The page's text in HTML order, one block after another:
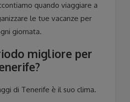
quando viaggiare a
le tue vacanze per
giornata.
migliore per
di Tenerife è il suo clima.